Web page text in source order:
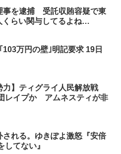
くらい関与してるよね…
レイプか アムネスティが非
てない』